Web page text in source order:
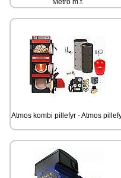
Atmos kombi pillefyr - Atmos